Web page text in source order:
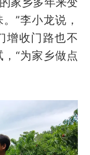
”李小龙说，
增收门路也不
“为家乡做点